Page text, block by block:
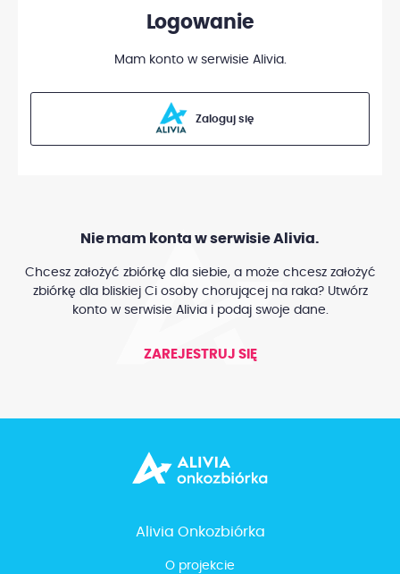
Logowanie
Mam konto w serwisie Alivia.
Zaloguj się
Nie mam konta w serwisie Alivia.
Chcesz założyć zbiórkę dla siebie, a może chcesz założyć
zbiórkę dla bliskiej Ci osoby chorującej na raka? Utwórz
konto w serwisie Alivia i podaj swoje dane.
ZAREJESTRUJ SIĘ
Alivia Onkozbiórka
O projekcie